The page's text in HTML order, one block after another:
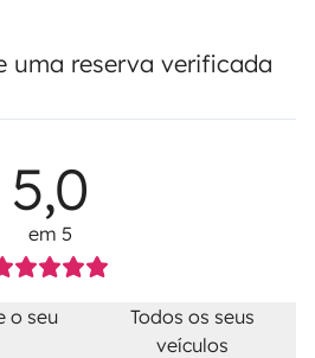
uma reserva verificada
5,0
em 5
o seu
Todos os seus
veículos